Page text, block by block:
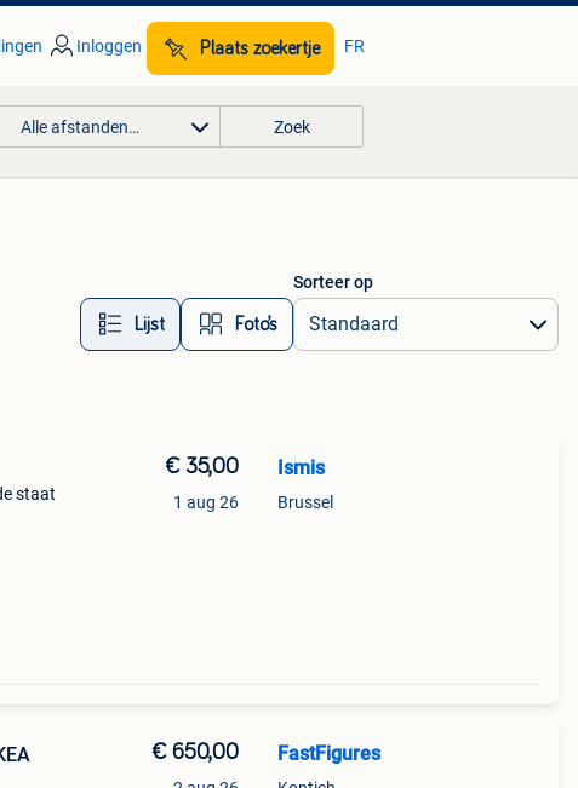
Inloggen Plaats zoekertje FR
Alle afstanden… Zoek
Lijst Foto’s
Sorteer op
staat
€ 35,00
1 aug 26
Ismis
Brussel
€ 650,00 FastFigures